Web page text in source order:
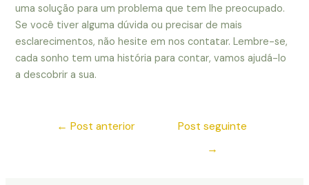
uma solução para um problema que tem lhe preocupado.
Se você tiver alguma dúvida ou precisar de mais
esclarecimentos, não hesite em nos contatar. Lembre-se,
cada sonho tem uma história para contar, vamos ajudá-lo
a descobrir a sua.
← Post anterior
Post seguinte
→